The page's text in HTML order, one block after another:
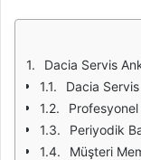
Dacia Servis
Dacia Servis
Periyodik
Müşteri